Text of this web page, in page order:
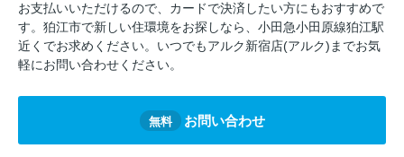
お支払いいただけるので、カードで決済したい方にもおすすめで
す。狛江市で新しい住環境をお探しなら、小田急小田原線狛江駅
近くでお求めください。いつでもアルク新宿店(アルク)までお気
軽にお問い合わせください。
無料 お問い合わせ